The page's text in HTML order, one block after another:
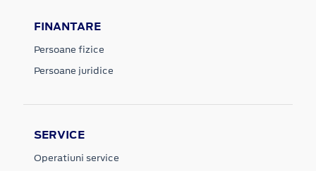
FINANTARE
Persoane fizice
Persoane juridice
SERVICE
Operatiuni service